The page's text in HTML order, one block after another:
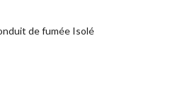
de fumée Isolé